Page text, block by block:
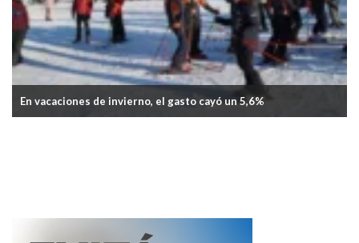
de invierno, el gasto cayó un 5,6%